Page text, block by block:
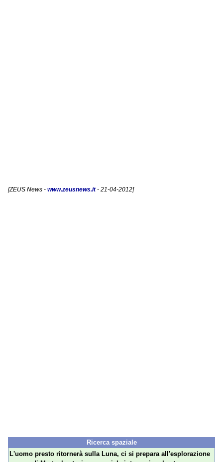
[ZEUS News - www.zeusnews.it- 21-04-2012]
Ricerca spaziale
L'uomo presto ritornerà sulla Luna, ci si prepara all'esplorazione